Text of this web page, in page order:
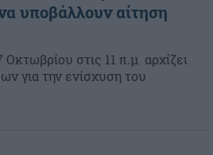
υποβάλλουν αίτηση
στις 11 π.μ αρχίζει
για την ενίσχυση του